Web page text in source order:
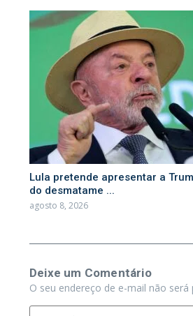
Lula pretende apresentar a
do desmatame ...
agosto 8, 2026
Deixe um Comentário
O seu endereço de e-mail não será